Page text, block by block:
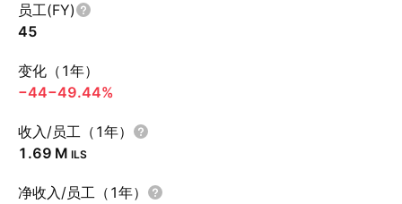
员工(FY)
45
变化（1年）
−44−49.44%
收入/员工（1年）
‪1.69 M‬ ILS
净收入/员工（1年）